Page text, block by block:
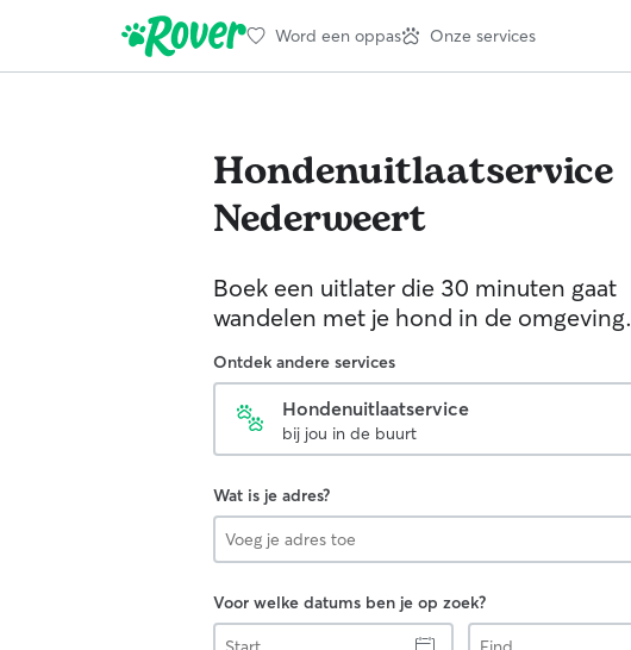
Word een oppas Onze services
Hondenuitlaatservice
Nederweert
Boek een uitlater die 30 minuten gaat
wandelen met je hond in de omgeving.
Ontdek andere services
Hondenuitlaatservice
bij jou in de buurt
Wat is je adres?
Voor welke datums ben je op zoek?
Start
Eind